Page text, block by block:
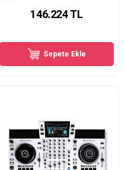
146.224TL
Sepete Ekle